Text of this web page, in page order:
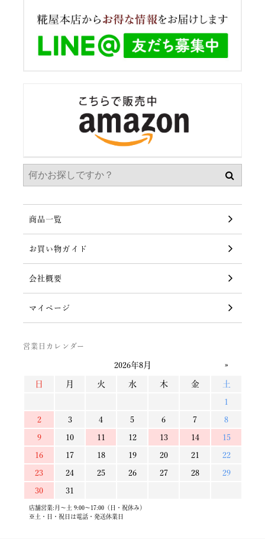
商品一覧
お買い物ガイド
会社概要
マイページ
営業日カレンダー